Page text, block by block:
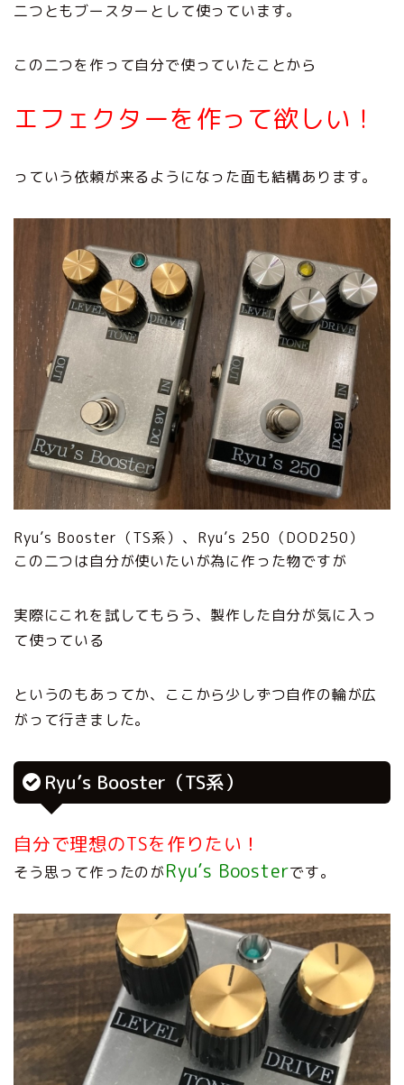
二つともブースターとして使っています。
この二つを作って自分で使っていたことから
エフェクターを作って欲しい！
っていう依頼が来るようになった面も結構あります。
Ryu’s Booster（TS系）、Ryu’s 250（DOD250）
この二つは自分が使いたいが為に作った物ですが
実際にこれを試してもらう、製作した自分が気に入っ
て使っている
というのもあってか、ここから少しずつ自作の輪が広
がって行きました。
Ryu’s Booster（TS系）
自分で理想のTSを作りたい！
そう思って作ったのがRyu’s Boosterです。